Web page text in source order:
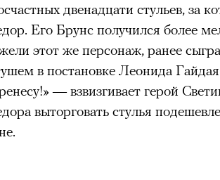
двенадцати стульев, за
Его Брунс получился более
этот же персонаж, ранее
в постановке Леонида
— взвизгивает герой
выторговать стулья